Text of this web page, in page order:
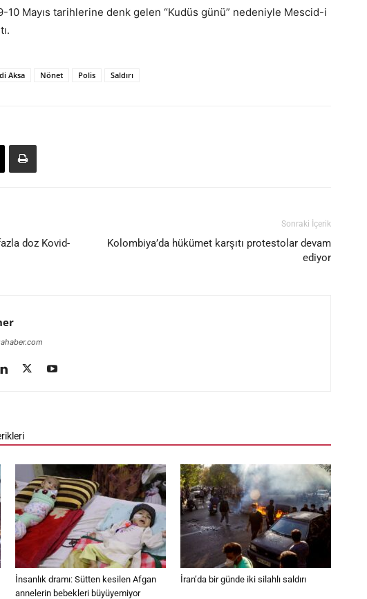
10 Mayıs tarihlerine denk gelen “Kudüs günü” nedeniyle Mescid-i
Aksa Nönet Polis Saldırı
doz Kovid-
Sonraki İçerik
Kolombiya’da hükümet karşıtı protestolar devam
ediyor
İnsanlık dramı: Sütten kesilen Afgan
annelerin bebekleri büyüyemiyor
İran’da bir günde iki silahlı saldırı